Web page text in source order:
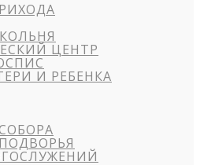
ЦЕНТР
И РЕБЕНКА